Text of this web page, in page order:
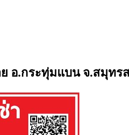
.กระทุ่มแบน จ.สมุทรส